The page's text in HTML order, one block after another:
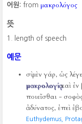
어원: fromμακρολόγος
뜻
length of speech
예문
σὺ μὲν γάρ, ὡς
μακρολογίᾳκαὶ ἐν
ποιεῖσθαι -
ἀδύνατος, ἐπεὶ
Euthydemus,